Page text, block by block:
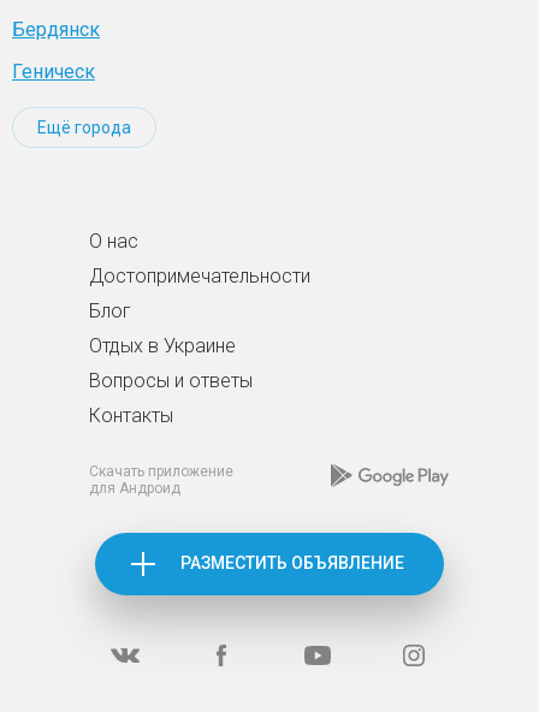
Бердянск
Геническ
Ещё города
О нас
Достопримечательности
Блог
Отдых в Украине
Вопросы и ответы
Контакты
Скачать приложение
для Андроид
РАЗМЕСТИТЬ ОБЪЯВЛЕНИЕ